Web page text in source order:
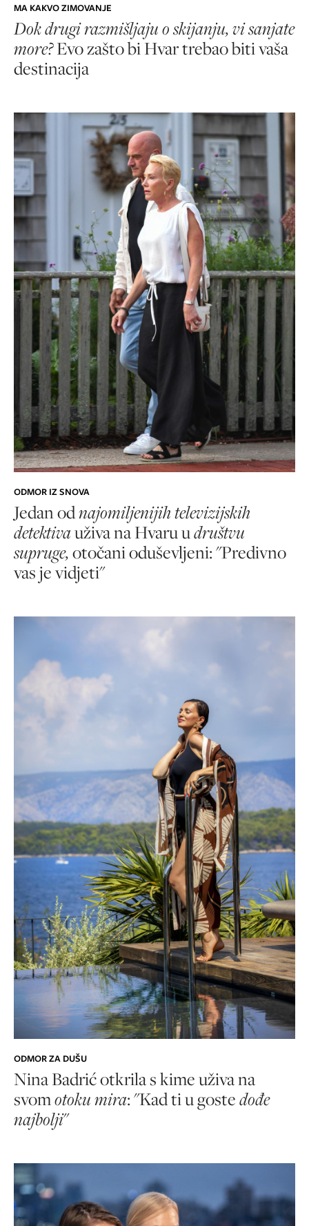
MA KAKVO ZIMOVANJE
Dok drugi razmišljaju o skijanju, vi sanjate
more?Evo zašto bi Hvar trebao biti vaša
destinacija
ODMOR IZ SNOVA
Jedan odnajomiljenijih televizijskih
detektivauživa na Hvaru udruštvu
supruge,otočani oduševljeni: "Predivno
vas je vidjeti"
ODMOR ZA DUŠU
Nina Badrić otkrila s kime uživa na
svomotoku mira: "Kad ti u gostedođe
najbolji"